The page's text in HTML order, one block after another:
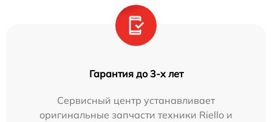
Гарантия до 3-х лет
Сервисный центр устанавливает
оригинальные запчасти техники Riello и